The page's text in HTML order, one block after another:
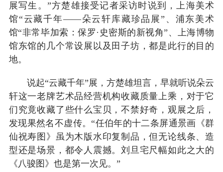
展写生。”方楚雄接受记者采访时说到，上海美术
馆“云藏千年——朵云轩库藏珍品展”、浦东美术
馆“非常毕加索：保罗·史密斯的新视角”、上海博物
馆东馆的几个常设展以及田子坊，都是此行的目的
地。
说起“云藏千年”展，方楚雄坦言，早就听说朵云
轩这一老牌艺术品经营机构收藏质量上乘，对于它
们究竟收藏了些什么宝贝，不禁好奇，观展之后，
发现果然名不虚传。“任伯年的十二条屏通景画《群
仙祝寿图》虽为木版水印复制品，但无论线条、造
型还是场景，都令人震撼。刘旦宅尺幅如此之大的
《八骏图》也是第一次见。”